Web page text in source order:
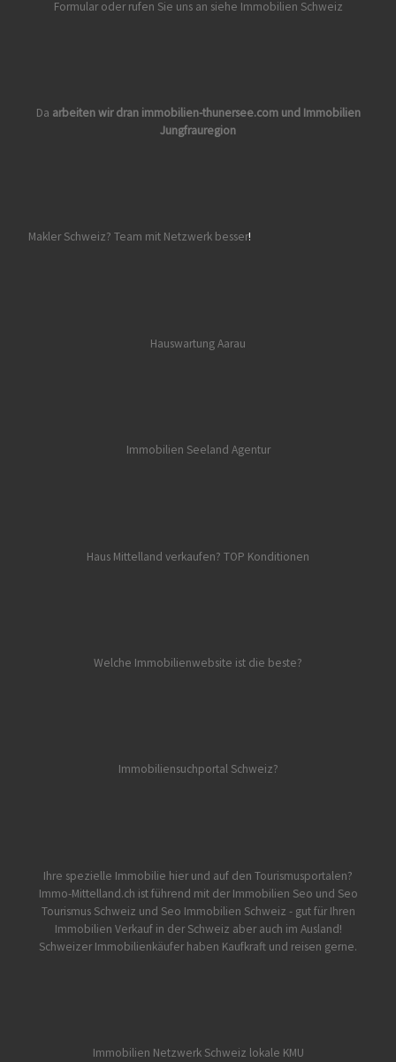
Formular oder rufen Sie uns an siehe Immobilien Schweiz
Da arbeiten wir dran immobilien-thunersee.com und Immobilien
Jungfrauregion
Makler Schweiz? Team mit Netzwerk besser!
Hauswartung Aarau
Immobilien Seeland Agentur
Haus Mittelland verkaufen? TOP Konditionen
Welche Immobilienwebsite ist die beste?
Immobiliensuchportal Schweiz?
Ihre spezielle Immobilie hier und auf den Tourismusportalen?
Immo-Mittelland.ch ist führend mit der Immobilien Seo und Seo
Tourismus Schweiz und Seo Immobilien Schweiz - gut für Ihren
Immobilien Verkauf in der Schweiz aber auch im Ausland!
Schweizer Immobilienkäufer haben Kaufkraft und reisen gerne.
Immobilien Netzwerk Schweiz lokale KMU